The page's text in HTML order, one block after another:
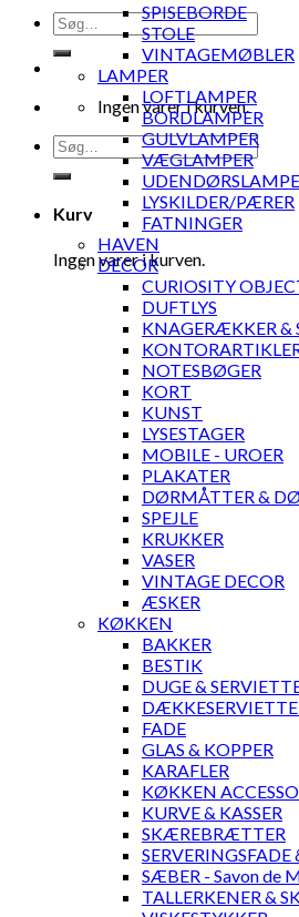
Søg
efter:
Ingen varer i kurven.
Søg
efter:
Kurv
Ingen varer i kurven.
SPISEBORDE
STOLE
VINTAGEMØBLER
LAMPER
LOFTLAMPER
BORDLAMPER
GULVLAMPER
VÆGLAMPER
LYSKILDER/PÆRER
FATNINGER
HAVEN
DECOR
CURIOSITY
DUFTLYS
KNAGERÆKKER &
NOTESBØGER
KORT
KUNST
LYSESTAGER
MOBILE - UROER
PLAKATER
DØRMÅTTER &
SPEJLE
KRUKKER
VASER
VINTAGE DECOR
ÆSKER
KØKKEN
BAKKER
BESTIK
DUGE &
FADE
GLAS & KOPPER
KARAFLER
KØKKEN
KURVE & KASSER
SKÆREBRÆTTER
SERVERINGSFADE
SÆBER - Savon de
TALLERKENER &